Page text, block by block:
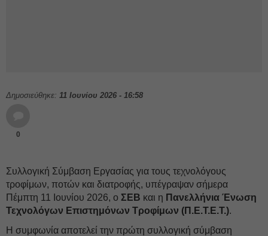
Δημοσιεύθηκε: 11 Ιουνίου 2026 - 16:58
0
Συλλογική Σύμβαση Εργασίας για τους τεχνολόγους
τροφίμων, ποτών και διατροφής, υπέγραψαν σήμερα
Πέμπτη 11 Ιουνίου 2026, ο ΣΕΒ και η Πανελλήνια Ένωση
Τεχνολόγων Επιστημόνων Τροφίμων (Π.Ε.Τ.Ε.Τ.).
Η συμφωνία αποτελεί την πρώτη συλλογική σύμβαση